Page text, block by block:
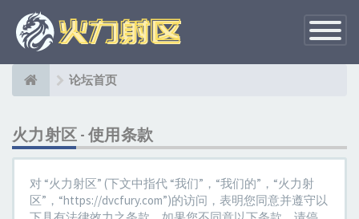
切
换
导
论坛首页
火力射区 - 使用条款
对 “火力射区” (下文中指代 “我们”，“我们的”，“火力射
区”，“https://dvcfury.com”)的访问，表明您同意并遵守以